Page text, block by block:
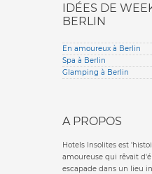
IDÉES DE
BERLIN
En amoureux à Berlin
Spa à Berlin
Glamping à Berlin
A PROPOS
Hotels Insolites est
amoureuse qui rêvait
escapade dans un lieu